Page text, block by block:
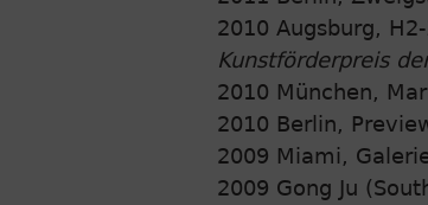
2010 Augsburg,
Kunstförderpreis
2010 München,
2010 Berlin,
2009 Miami,
2009 Gong Ju